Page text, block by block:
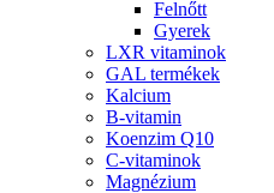
Felnőtt
Gyerek
LXR vitaminok
GAL termékek
Kalcium
B-vitamin
Koenzim Q10
C-vitaminok
Magnézium